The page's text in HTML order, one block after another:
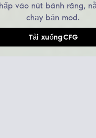
vào nút bánh răng,
chạy bản mod.
Tải xuốngCFG